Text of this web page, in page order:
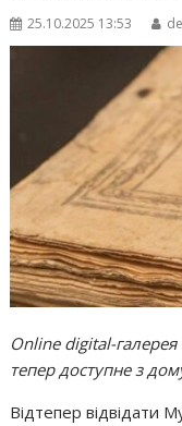
25.10.2025 13:53
Online digital-галерея
тепер доступне з
Відтепер відвідати